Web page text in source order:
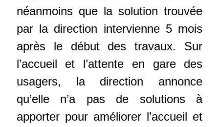
néanmoins que la solution trouvée
par la direction intervienne 5 mois
après le début des travaux. Sur
l’accueil et l’attente en gare des
usagers, la direction annonce
qu’elle n’a pas de solutions à
apporter pour améliorer l’accueil et